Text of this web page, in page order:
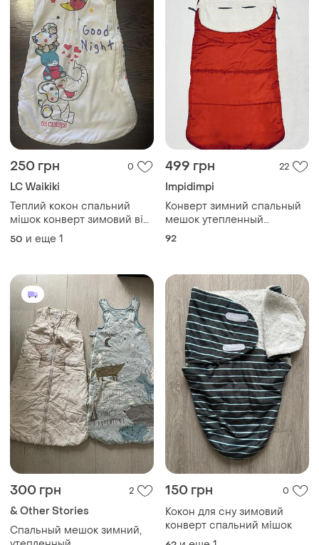
250 грн 0
LC Waikiki
Теплий кокон спальний
мішок конверт зимовий від
lc waikiki baby від 0 до 6 міс
для немовлят
50 и еще 1
499 грн 22
Impidimpi
Конверт зимний спальный
мешок утепленный
impidimpi (неместя)
92
300 грн 2
& Other Stories
Спальный мешок зимний,
150 грн 0
Кокон для сну зимовий
конверт спальний мішок